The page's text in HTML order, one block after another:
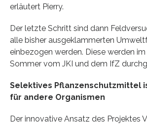
erläutert Pierry.
Der letzte Schritt sind dann
alle bisher ausgeklammerten
einbezogen werden. Diese werden
Sommer vom JKI und dem IfZ
Selektives Pflanzenschutzmittel
für andere Organismen
Der innovative Ansatz des Projektes